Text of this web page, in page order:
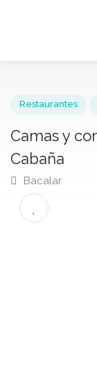
Camas y
Cabaña
Bacalar